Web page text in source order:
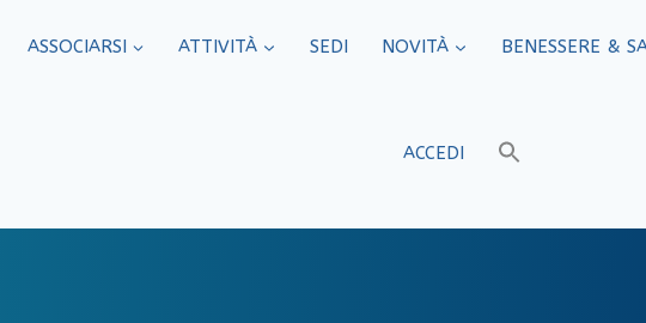
ASSOCIARSI ATTIVITÀ SEDI​ NOVITÀ BENESSERE &
ACCEDI